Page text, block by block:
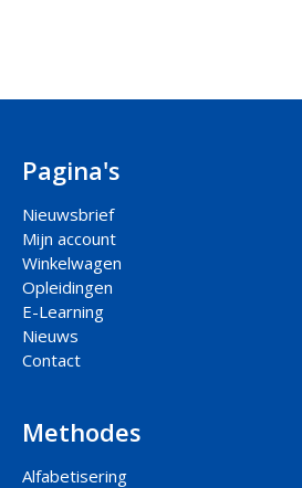
Pagina's
Nieuwsbrief
Mijn account
Winkelwagen
Opleidingen
E-Learning
Nieuws
Contact
Methodes
Alfabetisering